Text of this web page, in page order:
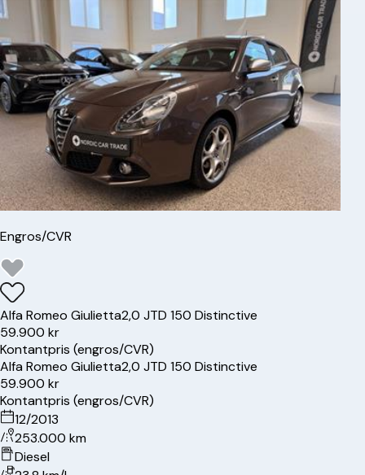
Engros/CVR
Alfa Romeo Giulietta2,0 JTD 150 Distinctive
59.900 kr
Kontantpris (engros/CVR)
Alfa Romeo Giulietta2,0 JTD 150 Distinctive
59.900 kr
Kontantpris (engros/CVR)
12/2013
253.000 km
Diesel